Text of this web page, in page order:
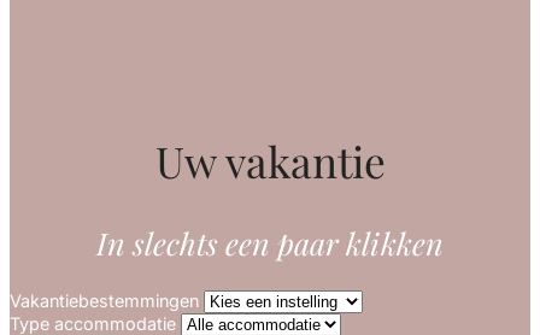
Uw vakantie
In slechts een paar klikken
Vakantiebestemmingen
Type accommodatie